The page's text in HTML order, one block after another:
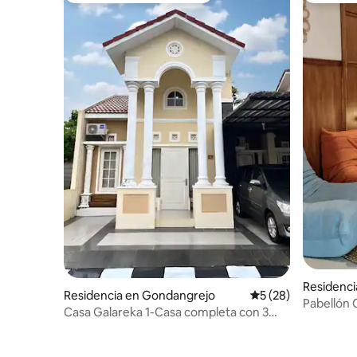
Residencia en Gondangrejo Calificación
5 (28)
Casa Galareka 1-Casa completa con 3
Pabellón